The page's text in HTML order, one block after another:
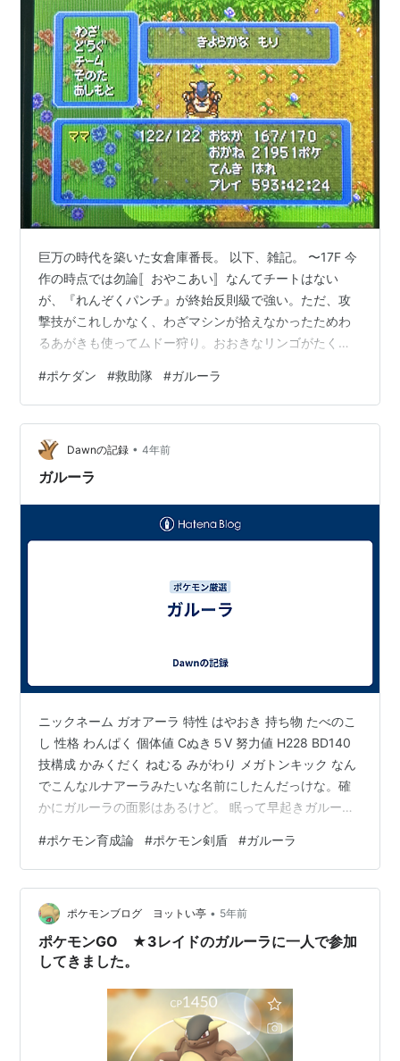
巨万の時代を築いた女倉庫番長。 以下、雑記。 〜17F 今
作の時点では勿論〚おやこあい〛なんてチートはない
が、『れんぞくパンチ』が終始反則級で強い。ただ、攻
撃技がこれしかなく、わざマシンが拾えなかったためわ
るあがきも使ってムドー狩り。おおきなリンゴがたくさ
オレンのみや飛び道具を使い切った後、『にらみつけ
る』と『れんぞくパンチ』を連結。 18F〜50F ピーピー
マックスを使ったタイミングで技減りの罠を2連続で踏
み、連結が外れて切れそうになるも、わざマシンをたく
さん入手。『からげんき』や『10まんボルト』も拾えた
#ポケダン #救助隊 #ガルーラ
Dawnの記録 • 4年前
ガルーラ
ニックネーム ガオアーラ 特性 はやおき 持ち物 たべのこ
し 性格 わんぱく 個体値 Cぬき５V 努力値 H228 BD140
技構成 かみくだく ねむる みがわり メガトンキック なん
でこんなルナアーラみたいな名前にしたんだっけな。確
かにガルーラの面影はあるけど。 眠って早起きガルーラ
クじゃない。まだうずしおとかこごえるかぜ。それか弱
保にするか。 伝説ばっかりの環境ではそこまで耐えられ
ないので伝説が環境から消えたら使いましょうね。
#ポケモン育成論 #ポケモン剣盾 #ガルーラ
ポケモンブログ ヨットい亭 • 5年前
ポケモンGO ★3レイドのガルーラに一人で参加
してきました。